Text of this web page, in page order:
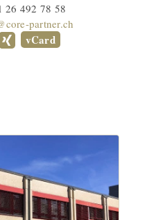
26 492 78 58
partner.ch
vCard